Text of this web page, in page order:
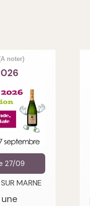
noter)
27/09
MARNE